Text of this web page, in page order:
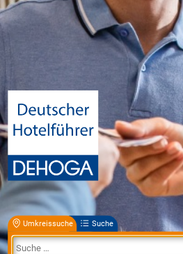
Umkreissuche Suche